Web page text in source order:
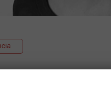
El més avançat no és el
poblacions. Extincions mil